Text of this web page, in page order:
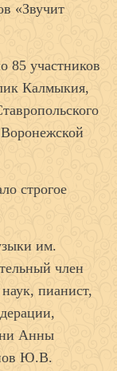
«Звучит
85 участников
Калмыкия,
строгое
им.
член
пианист,
Анны
Ю.В.